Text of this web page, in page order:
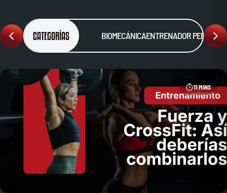
CATEGORÍAS BIOMECÁNICAENTRENADOR PERSONAL
11 MINS